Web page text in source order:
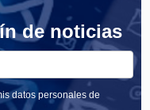
de noticias
datos personales de